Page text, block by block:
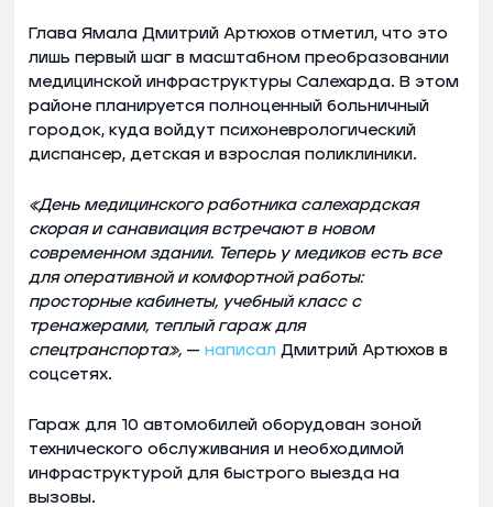
Глава Ямала Дмитрий Артюхов отметил, что это
лишь первый шаг в масштабном преобразовании
медицинской инфраструктуры Салехарда. В этом
районе планируется полноценный больничный
городок, куда войдут психоневрологический
диспансер, детская и взрослая поликлиники.
«День медицинского работника салехардская
скорая и санавиация встречают в новом
современном здании. Теперь у медиков есть все
для оперативной и комфортной работы:
просторные кабинеты, учебный класс с
тренажерами, теплый гараж для
спецтранспорта», — написал Дмитрий Артюхов в
соцсетях.
Гараж для 10 автомобилей оборудован зоной
технического обслуживания и необходимой
инфраструктурой для быстрого выезда на
вызовы.